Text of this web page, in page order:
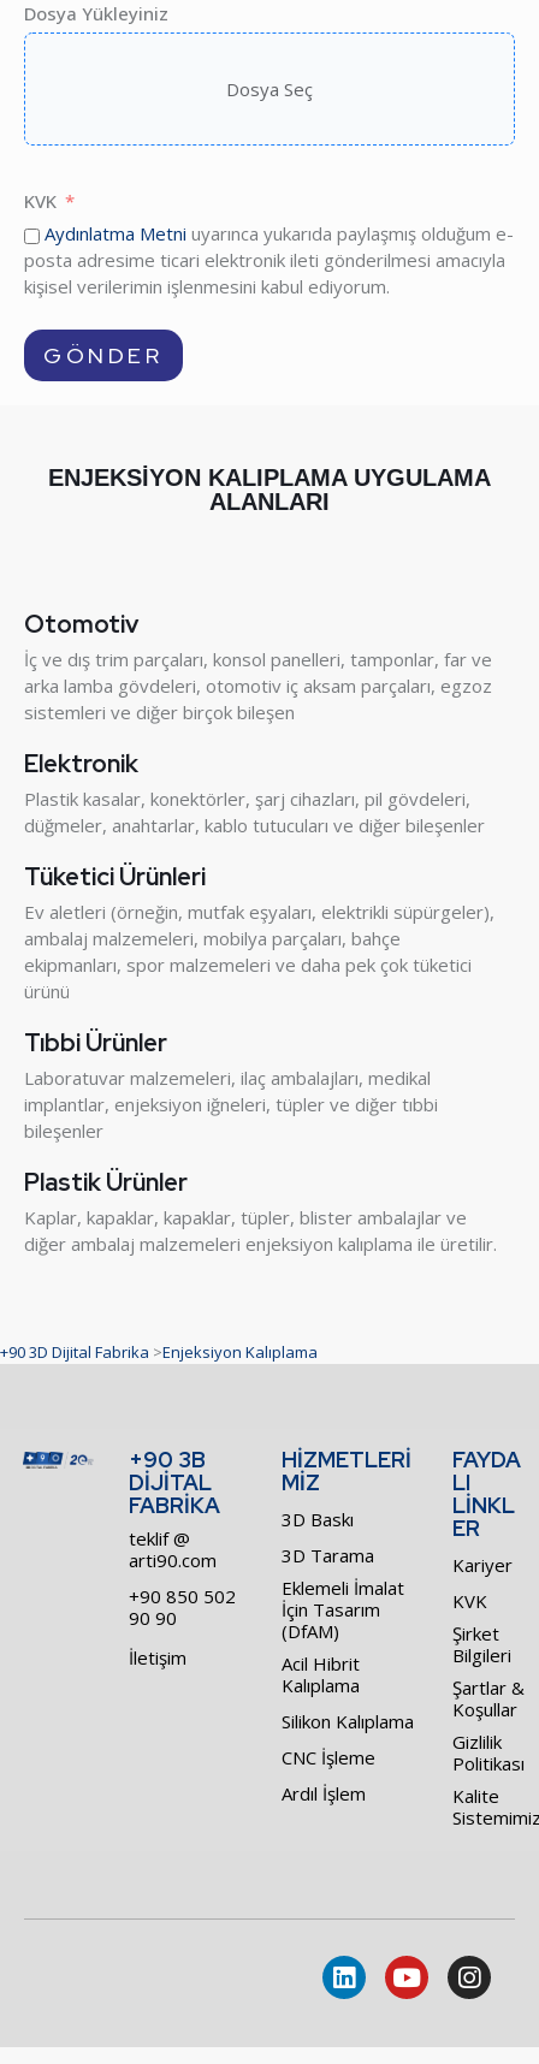
Dosya Yükleyiniz
Dosya Seç
KVK
Aydınlatma Metni uyarınca yukarıda paylaşmış olduğum e-
posta adresime ticari elektronik ileti gönderilmesi amacıyla
kişisel verilerimin işlenmesini kabul ediyorum.
GÖNDER
ENJEKSİYON KALIPLAMA UYGULAMA
ALANLARI
Otomotiv
İç ve dış trim parçaları, konsol panelleri, tamponlar, far ve
arka lamba gövdeleri, otomotiv iç aksam parçaları, egzoz
sistemleri ve diğer birçok bileşen
Elektronik
Plastik kasalar, konektörler, şarj cihazları, pil gövdeleri,
düğmeler, anahtarlar, kablo tutucuları ve diğer bileşenler
Tüketici Ürünleri
Ev aletleri (örneğin, mutfak eşyaları, elektrikli süpürgeler),
ambalaj malzemeleri, mobilya parçaları, bahçe
ekipmanları, spor malzemeleri ve daha pek çok tüketici
ürünü
Tıbbi Ürünler
Laboratuvar malzemeleri, ilaç ambalajları, medikal
implantlar, enjeksiyon iğneleri, tüpler ve diğer tıbbi
bileşenler
Plastik Ürünler
Kaplar, kapaklar, kapaklar, tüpler, blister ambalajlar ve
diğer ambalaj malzemeleri enjeksiyon kalıplama ile üretilir.
+90 3D Dijital Fabrika >Enjeksiyon Kalıplama
+90 3B
DİJİTAL
FABRİKA
teklif @
arti90.com
+90 850 502
90 90
İletişim
HİZMETLERİ
MİZ
3D Baskı
3D Tarama
Eklemeli İmalat
İçin Tasarım
(DfAM)
Acil Hibrit
Kalıplama
Silikon Kalıplama
CNC İşleme
Ardıl İşlem
FAYDA
LI
LİNKL
ER
Kariyer
KVK
Şirket
Bilgileri
Şartlar &
Koşullar
Gizlilik
Politikası
Kalite